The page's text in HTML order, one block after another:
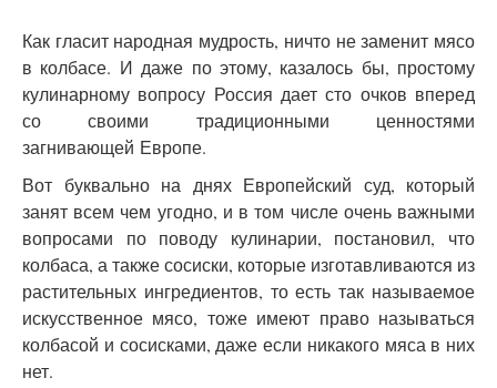
Как гласит народная мудрость, ничто не заменит мясо
в колбасе. И даже по этому, казалось бы, простому
кулинарному вопросу Россия дает сто очков вперед
со своими традиционными ценностями
загнивающей Европе.
Вот буквально на днях Европейский суд, который
занят всем чем угодно, и в том числе очень важными
вопросами по поводу кулинарии, постановил, что
колбаса, а также сосиски, которые изготавливаются из
растительных ингредиентов, то есть так называемое
искусственное мясо, тоже имеют право называться
колбасой и сосисками, даже если никакого мяса в них
нет.